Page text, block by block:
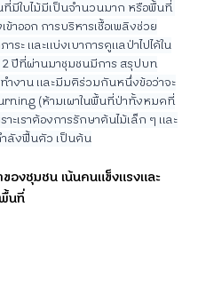
ที่มีใบไม้มีเป็นจำนวนมาก หรือพื้นที่
ข้าออก การบริหารเชื้อเพลิงช่วย
ระ และแบ่งเบาการดูแลป่าไปได้ใน
ปีที่ผ่านมาชุมชนมีการ สรุปบท
ำงาน และมีมติร่วมกันหนึ่งข้อว่าจะ
(ห้ามเผาในพื้นที่ป่าทั้งหมดที่
ะเราต้องการรักษาต้นไม้เล็ก ๆ และ
ลังฟื้นตัว เป็นต้น
องชุมชน เน้นคนแข็งแรงและ
นที่